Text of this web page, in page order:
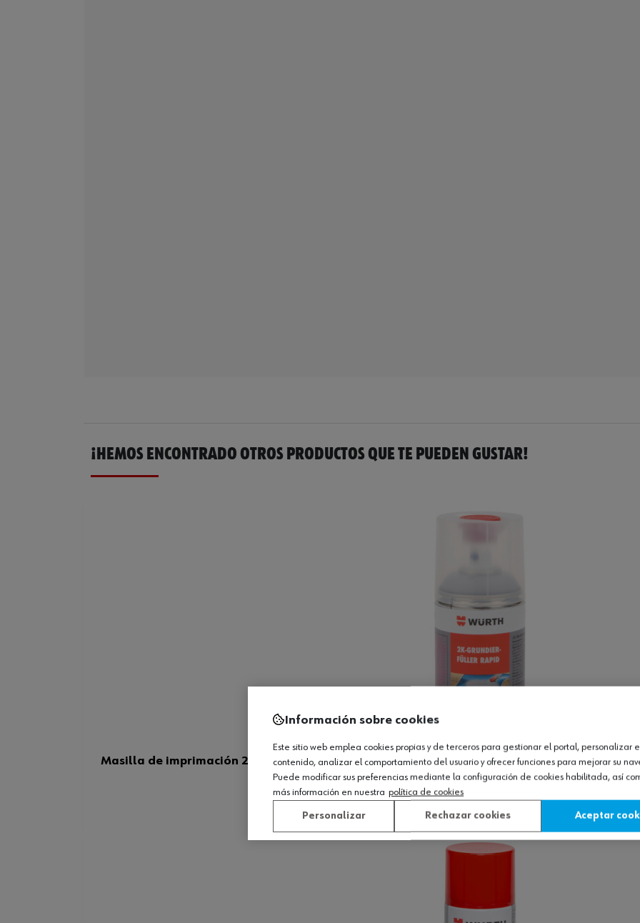
¡HEMOS ENCONTRADO OTROS PRODUCTOS QUE TE PUEDEN GUSTAR!
Masilla de imprimación 2C RAPID
Ver producto
Información sobre cookies
Este sitio web emplea cookies propias y de terceros para gestionar el portal, personalizar
contenido, analizar el comportamiento del usuario y ofrecer funciones para mejorar su
Puede modificar sus preferencias mediante la configuración de cookies habilitada, así
más información en nuestra política de cookies
Personalizar Rechazar cookies Aceptar